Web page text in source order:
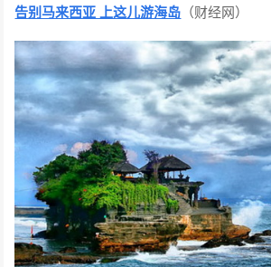
告别马来西亚 上这儿游海岛 （财经网）